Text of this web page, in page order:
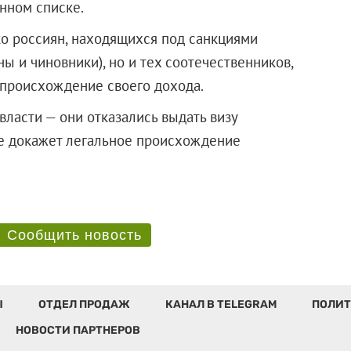
списке.
россиян, находящихся под санкциями
и чиновники), но и тех соотечественников,
своего дохода.
— они отказались выдать визу
докажет легальное происхождение
Сообщить новость
ОТДЕЛ ПРОДАЖ КАНАЛ В TELEGRAM
НОВОСТИ ПАРТНЕРОВ